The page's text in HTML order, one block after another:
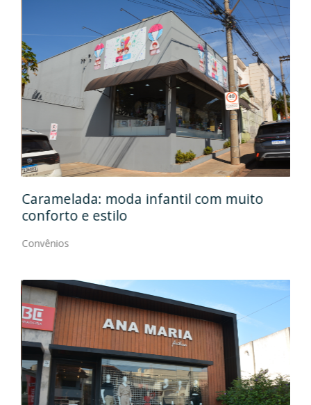
Caramelada: moda infantil com muito
conforto e estilo
Convênios